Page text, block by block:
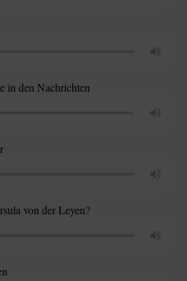
in den Nachrichten
von der Leyen?